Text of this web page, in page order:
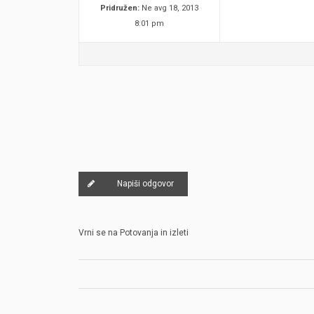
Pridružen: Ne avg 18, 2013
8:01 pm
Napiši odgovor
Vrni se na Potovanja in izleti